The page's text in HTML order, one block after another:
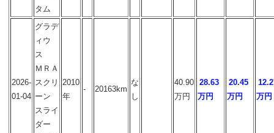
タム
2026-
01-04
グラデ
ィウ
ス
ＭＲＡ
スクリ
ーン
スライ
ダー
2010
年
- 20163km
な
し
40.90
万円
28.63
万円
20.45
万円
万円